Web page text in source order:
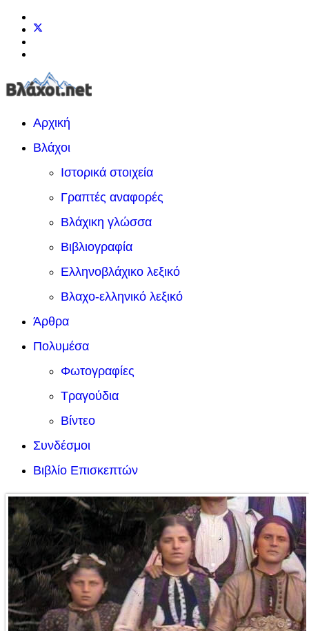
Αρχική
Βλάχοι
Ιστορικά στοιχεία
Γραπτές αναφορές
Βλάχικη γλώσσα
Βιβλιογραφία
Ελληνοβλάχικο λεξικό
Βλαχο-ελληνικό λεξικό
Άρθρα
Πολυμέσα
Φωτογραφίες
Τραγούδια
Βίντεο
Συνδέσμοι
Βιβλίο Επισκεπτών